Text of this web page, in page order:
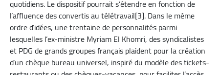
quotidiens. Le dispositif pourrait s’étendre en fonction de
l’affluence des convertis au télétravail[3]. Dans le même
ordre d’idées, une trentaine de personnalités parmi
lesquelles l’ex-ministre Myriam El Khomri, des syndicalistes
et PDG de grands groupes français plaident pour la création
d’un chèque bureau universel, inspiré du modèle des tickets-